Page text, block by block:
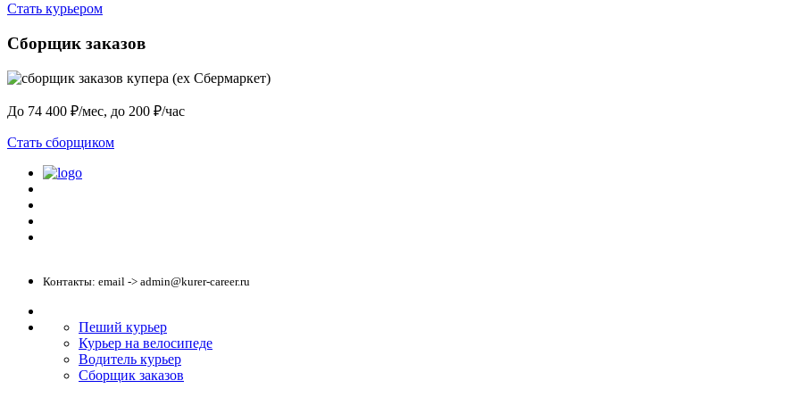
Стать курьером
Сборщик заказов
До 74 400 ₽/мес, до 200 ₽/час
Стать сборщиком
Контакты: email -> admin@kurer-career.ru
Пеший курьер
Курьер на велосипеде
Водитель курьер
Сборщик заказов